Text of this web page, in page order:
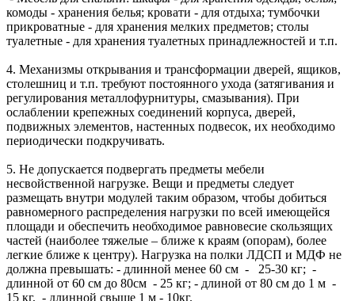
комоды - хранения белья; кровати - для отдыха; тумбочки
прикроватные - для хранения мелких предметов; столы
туалетные - для хранения туалетных принадлежностей и т.п.
4. Механизмы открывания и трансформации дверей, ящиков,
столешниц и т.п. требуют постоянного ухода (затягивания и
регулирования металлофурнитуры, смазывания). При
ослаблении крепежных соединений корпуса, дверей,
подвижных элементов, настенных подвесок, их необходимо
периодически подкручивать.
5. Не допускается подвергать предметы мебели
несвойственной нагрузке. Вещи и предметы следует
размещать внутри модулей таким образом, чтобы добиться
равномерного распределения нагрузки по всей имеющейся
площади и обеспечить необходимое равновесие скользящих
частей (наиболее тяжелые – ближе к краям (опорам), более
легкие ближе к центру). Нагрузка на полки ЛДСП и МДФ не
должна превышать: - длинной менее 60 см - 25-30 кг; -
длинной от 60 см до 80см - 25 кг; - длиной от 80 см до 1 м -
15 кг, - длинной свыше 1 м - 10кг.